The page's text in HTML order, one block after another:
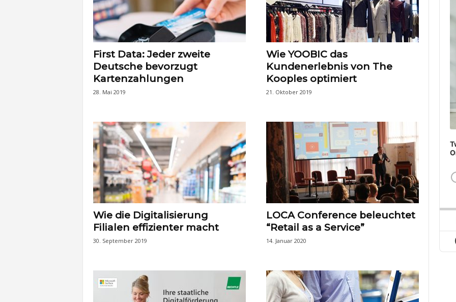
First Data: Jeder zweite
Deutsche bevorzugt
Kartenzahlungen
28. Mai 2019
Wie YOOBIC das
Kundenerlebnis von The
Kooples optimiert
21. Oktober 2019
Wie die Digitalisierung
Filialen effizienter macht
30. September 2019
LOCA Conference beleuchtet
“Retail as a Service”
14. Januar 2020